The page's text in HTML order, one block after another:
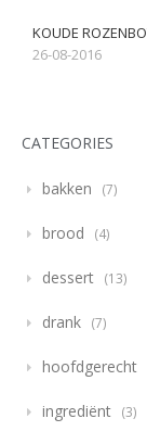
KOUDE
26-08-2016
CATEGORIES
bakken 7
brood 4
dessert 13
drank 7
hoofdgerecht
ingrediënt 3